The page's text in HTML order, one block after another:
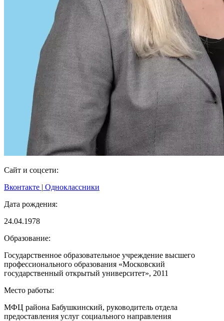
Сайт и соцсети:
Вконтакте | Одноклассники
Дата рождения:
24.04.1978
Образование:
Государственное образовательное учреждение высшего
профессионального образования «Московский
государственный открытый университет», 2011
Место работы:
МФЦ района Бабушкинский, руководитель отдела
предоставления услуг социального направления